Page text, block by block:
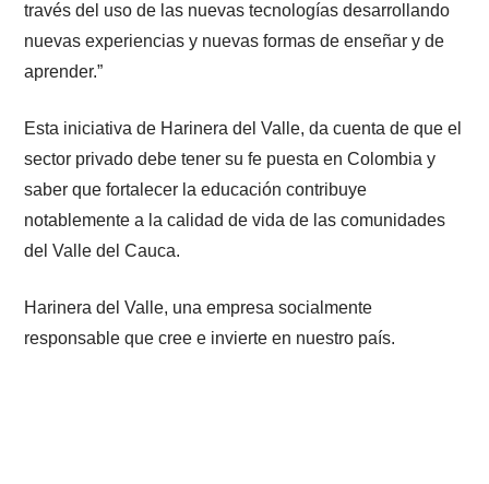
través del uso de las nuevas tecnologías desarrollando
nuevas experiencias y nuevas formas de enseñar y de
aprender.”
Esta iniciativa de Harinera del Valle, da cuenta de que el
sector privado debe tener su fe puesta en Colombia y
saber que fortalecer la educación contribuye
notablemente a la calidad de vida de las comunidades
del Valle del Cauca.
Harinera del Valle, una empresa socialmente
responsable que cree e invierte en nuestro país.